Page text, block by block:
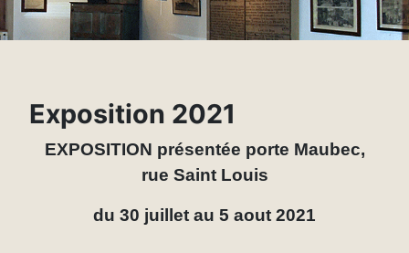
Exposition 2021
EXPOSITION présentée porte Maubec,
rue Saint Louis
du 30 juillet au 5 aout 2021